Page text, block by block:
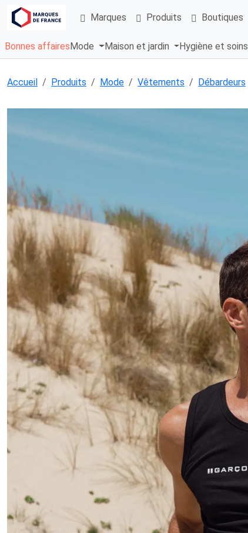
Marques Produits Boutiques
Bonnes affaires Mode Maison et jardin Hygiène et soins
Accueil Produits Mode Vêtements Débardeurs